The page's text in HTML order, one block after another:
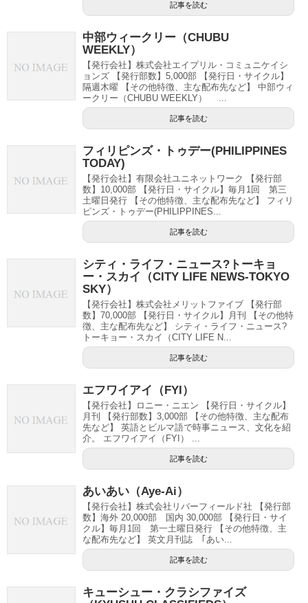
記事を読む
中部ウィークリー（CHUBU
WEEKLY）
【発行会社】株式会社エイプリル・コミュニケイシ
ョンズ 【発行部数】5,000部 【発行日・サイクル】
隔週木曜 【その他特徴、主な配布先など】 中部ウィ
ークリー（CHUBU WEEKLY） ...
記事を読む
フィリピンズ・トゥデー(PHILIPPINES
TODAY)
【発行会社】有限会社ユニネットワーク 【発行部
数】10,000部 【発行日・サイクル】毎月1回 第三
土曜日発行 【その他特徴、主な配布先など】 フィリ
ピンズ・トゥデー(PHILIPPINES...
記事を読む
シティ・ライフ・ニュース?トーキョ
ー・スカイ（CITY LIFE NEWS-TOKYO
SKY）
【発行会社】株式会社メリットファイブ 【発行部
数】70,000部 【発行日・サイクル】月刊 【その他特
徴、主な配布先など】 シティ・ライフ・ニュース?
トーキョー・スカイ（CITY LIFE N...
記事を読む
エフワイアイ（FYI）
【発行会社】ロニー・ニエン 【発行日・サイクル】
月刊 【発行部数】3,000部 【その他特徴、主な配布
先など】 英語とビルマ語で時事ニュース、文化を紹
介。 エフワイアイ（FYI） ...
記事を読む
あいあい（Aye-Ai）
【発行会社】株式会社リバーフィールド社 【発行部
数】海外 20,000部 国内 30,000部 【発行日・サイ
クル】毎月1回 第一土曜日発行 【その他特徴、主
な配布先など】 英文月刊誌 ｢あい...
記事を読む
キューシュー・クラシファイズ